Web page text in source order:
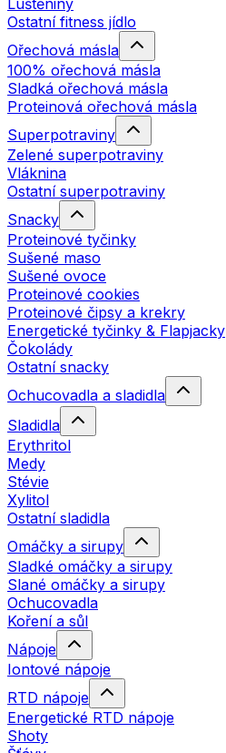
Luštěniny
Ostatní fitness jídlo
Ořechová másla
100% ořechová másla
Sladká ořechová másla
Proteinová ořechová másla
Superpotraviny
Zelené superpotraviny
Vláknina
Ostatní superpotraviny
Snacky
Proteinové tyčinky
Sušené maso
Sušené ovoce
Proteinové cookies
Proteinové čipsy a krekry
Energetické tyčinky & Flapjacky
Čokolády
Ostatní snacky
Ochucovadla a sladidla
Sladidla
Erythritol
Medy
Stévie
Xylitol
Ostatní sladidla
Omáčky a sirupy
Sladké omáčky a sirupy
Slané omáčky a sirupy
Ochucovadla
Koření a sůl
Nápoje
Iontové nápoje
RTD nápoje
Energetické RTD nápoje
Shoty